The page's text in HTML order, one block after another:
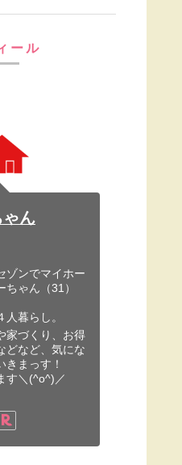
ール
ゃん
ゾンでマイホー
ちゃん（31）
暮らし。
家づくり、お得
どなど、気にな
きまっす！
す＼(^o^)／